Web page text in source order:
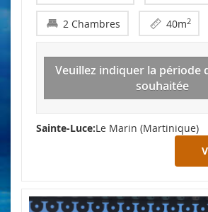
2 Chambres 40m2
Veuillez indiquer la période
souhaitée
Sainte-Luce:Le Marin (Martinique)